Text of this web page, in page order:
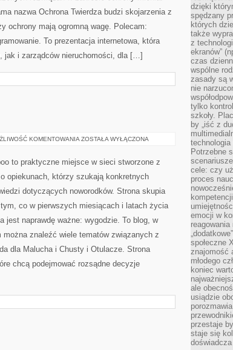
nazwa Ochrona Twierdza budzi skojarzenia z
ochrony mają ogromną wagę. Polecam:
To prezentacja internetowa, która
jak i zarządców nieruchomości, dla […]
KOMENTOWANIA DIY
ZOSTAŁA WYŁĄCZONA
to praktyczne miejsce w sieci stworzone z
opiekunach, którzy szukają konkretnych
dotyczących noworodków. Strona skupia
co w pierwszych miesiącach i latach życia
jest naprawdę ważne: wygodzie. To blog, w
można znaleźć wiele tematów związanych z
dla Malucha i Chusty i Otulacze. Strona
chcą podejmować rozsądne decyzje
dzięki
spędzany
których
także
z
ekranów”
czas
wspólne
zasady są
nie
tylko
szkoły.
by „iść z
Potrzebne
cele: czy
proces
emocji w
społeczne
znajomość
młodego
koniec
ale
usiądzie
przestaje
staje się